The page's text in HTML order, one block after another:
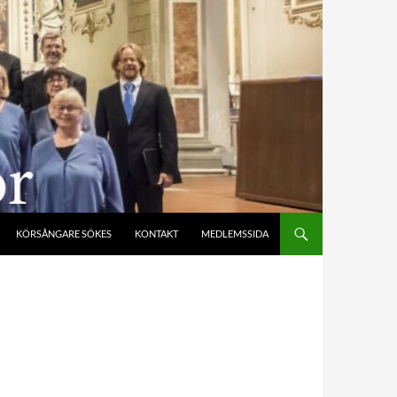
KÖRSÅNGARE SÖKES KONTAKT MEDLEMSSIDA